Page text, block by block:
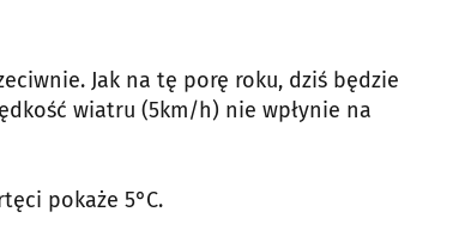
Jak na tę porę roku, dziś będzie
wiatru (5km/h) nie wpłynie na
pokaże 5°C.